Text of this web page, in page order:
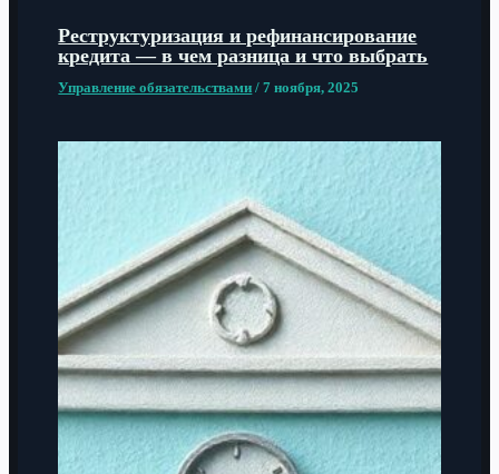
Реструктуризация и рефинансирование
кредита — в чем разница и что выбрать
Управление обязательствами /7 ноября, 2025